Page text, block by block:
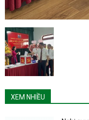
XEM NHIỀU